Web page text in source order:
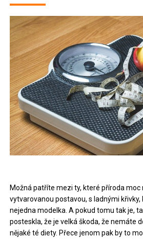
Možná patříte mezi ty, které příroda moc
vytvarovanou postavou, s ladnými
nejedna modelka. A pokud tomu tak je,
posteskla, že je velká škoda, že nemáte
nějaké té diety. Přece jenom pak by to